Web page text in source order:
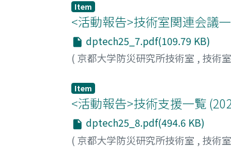
Item
<活動報告>技術室関連会議
dptech25_7.pdf(109.79 KB)
( 京都大学防災研究所技術室 , 技術
Item
<活動報告>技術支援⼀覧
dptech25_8.pdf(494.6 KB)
( 京都大学防災研究所技術室 , 技術